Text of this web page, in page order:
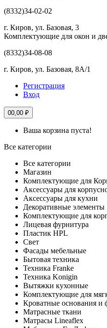
(8332)34-02-02
г. Киров, ул. Базовая, 3
Комплектующие для окон и
(8332)34-08-08
г. Киров, ул. Базовая, 8А/1
Регистрация
Вход
00,00 ₽
Ваша корзина пуста!
Все категории
Все категории
Магазин
Комплектующие для
Аксессуары для
Аксессуары для кухни
Декоративные элементы
Комплектующие для
Лицевая фурнитура
Пластик HPL
Свет
Фасады мебельные
Бытовая техника
Техника Franke
Техника Konigin
Вытяжки кухонные
Комплектующие для
Кроватные основания и
Матрасные ткани
Матрасы Lineaflex